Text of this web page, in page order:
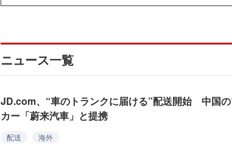
ニュース一覧
JD.com、“車のトランクに届ける”配送開始 中国
カー「蔚来汽車」と提携
配送
海外